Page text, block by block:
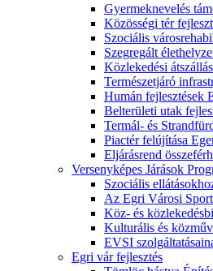
Gyermeknevelés
Közösségi tér
Szociális
Szegregált
Közlekedési
Természetjáró
Humán fejlesztések
Belterületi utak
Termál- és
Piactér felújítása
Eljárásrend
Versenyképes Járások
Szociális
Az Egri Városi
Köz- és
Kulturális és
EVSI
Egri vár fejlesztés